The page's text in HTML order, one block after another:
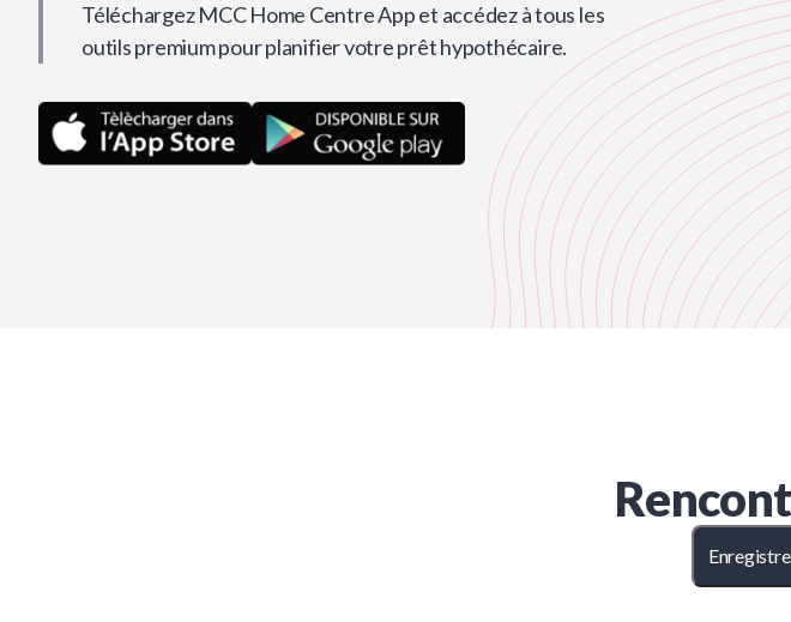
Téléchargez MCC Home Centre App et accédez à tous les
outils premium pour planifier votre prêt hypothécaire.